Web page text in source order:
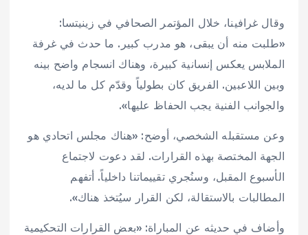
وقال غرافينا، خلال المؤتمر الصحافي في زينيتسا:
«طلبت منه أن يبقى، هو مدرب كبير. ما حدث في غرفة
الملابس يعكس إنسانية كبيرة، وهناك انسجام واضح بينه
وبين اللاعبين. الفريق كان بطولياً وقدّم كل ما لديه،
والجوانب الفنية يجب الحفاظ عليها».
وعن مستقبله الشخصي، أوضح: «هناك مجلس اتحادي هو
الجهة المختصة بهذه القرارات. لقد دعوت لاجتماع
الأسبوع المقبل، وسنُجري تقييماتنا داخلياً. أتفهم
المطالبات بالاستقالة، لكن القرار سيُتخذ هناك».
وأضاف في حديثه عن المباراة: «بعض القرارات التحكيمية